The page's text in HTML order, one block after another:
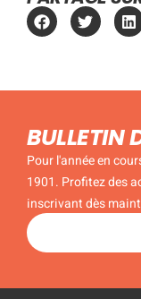
BULLETIN
Pour l'année en
1901. Profitez des
inscrivant dès